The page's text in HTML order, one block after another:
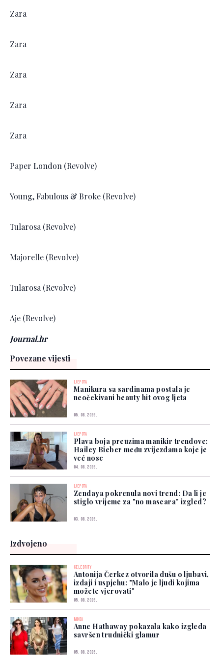
Zara
Zara
Zara
Zara
Zara
Paper London (Revolve)
Young, Fabulous & Broke (Revolve)
Tularosa (Revolve)
Majorelle (Revolve)
Tularosa (Revolve)
Aje (Revolve)
Journal.hr
Povezane vijesti
LJEPOTA
Manikura sa sardinama postala je
neočekivani beauty hit ovog ljeta
05. 08. 2026.
LJEPOTA
Plava boja preuzima manikir trendove:
Hailey Bieber među zvijezdama koje je
već nose
04. 08. 2026.
LJEPOTA
Zendaya pokrenula novi trend: Da li je
stiglo vrijeme za "no mascara" izgled?
03. 08. 2026.
Izdvojeno
CELEBRITY
Antonija Čerkez otvorila dušu o ljubavi,
izdaji i uspjehu: "Malo je ljudi kojima
možete vjerovati"
05. 08. 2026.
MODA
Anne Hathaway pokazala kako izgleda
savršen trudnički glamur
05. 08. 2026.